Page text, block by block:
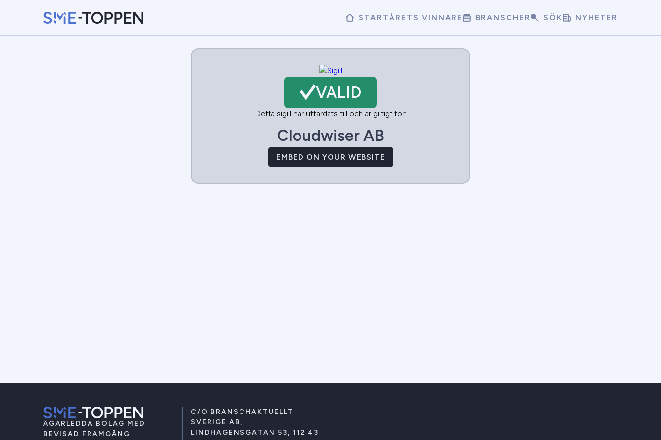
STARTÅRETS VINNARE BRANSCHER SÖK NYHETER
VALID
Detta sigill har utfärdats till och är giltigt för:
Cloudwiser AB
EMBED ON YOUR WEBSITE
ÄGARLEDDA BOLAG MED
BEVISAD FRAMGÅNG
C/O BRANSCHAKTUELLT
SVERIGE AB,
LINDHAGENSGATAN 53, 112 43